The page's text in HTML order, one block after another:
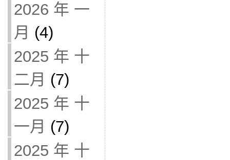
2026 年 一
月 (4)
2025 年 十
二月 (7)
2025 年 十
一月 (7)
2025 年 十